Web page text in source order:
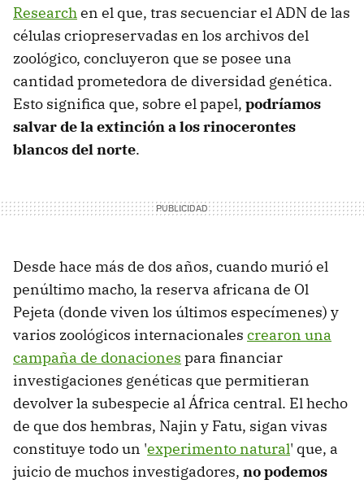
Researchen el que, tras secuenciar el ADN de las
células criopreservadas en los archivos del
zoológico, concluyeron que se posee una
cantidad prometedora de diversidad genética.
Esto significa que, sobre el papel, podríamos
salvar de la extinción a los rinocerontes
blancos del norte.
Desde hace más de dos años, cuando murió el
penúltimo macho, la reserva africana de Ol
Pejeta (donde viven los últimos especímenes) y
varios zoológicos internacionales crearon una
campaña de donaciones para financiar
investigaciones genéticas que permitieran
devolver la subespecie al África central. El hecho
de que dos hembras, Najin y Fatu, sigan vivas
constituye todo un 'experimento natural' que, a
juicio de muchos investigadores, no podemos